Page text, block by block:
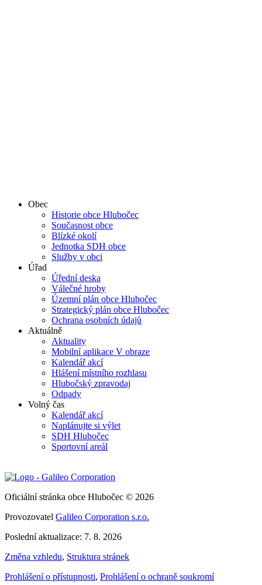
Obec
Historie obce Hlubočec
Současnost obce
Blízké okolí
Jednotka SDH obce
Služby v obci
Úřad
Úřední deska
Válečné hroby
Územní plán obce Hlubočec
Strategický plán obce Hlubočec
Ochrana osobních údajů
Aktuálně
Aktuality
Mobilní aplikace V obraze
Kalendář akcí
Hlášení místního rozhlasu
Hlubočský zpravodaj
Odpady
Volný čas
Kalendář akcí
Naplánujte si výlet
SDH Hlubočec
Sportovní areál
Oficiální stránka obce Hlubočec © 2026
Provozovatel Galileo Corporation s.r.o.
Poslední aktualizace: 7. 8. 2026
Změna vzhledu, Struktura stránek
Prohlášení o přístupnosti, Prohlášení o ochraně soukromí